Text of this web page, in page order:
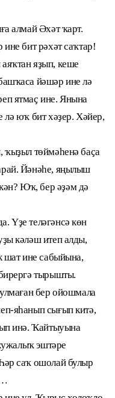
алмай Әхәт ҡарт.
бит рәхәт саҡтар!
яҙып, кеше
йәшәр ине лә
ятмаҫ ине. Янына
лә юҡ бит хәҙер. Хәйер,
ҡыҙыл төймәһенә баҫа
Йәнәһе, яңылыш
Юҡ, бер әҙәм дә
Үҙе теләгәнсә көн
кәләш итеп алды,
шат ине сабыйына,
тырышты.
бер ойошмала
яһанып сығып китә,
инә. Ҡайтыуына
эштәре
саҡ ошолай булыр